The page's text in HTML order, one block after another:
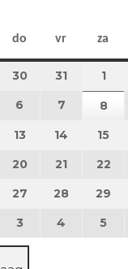
do donderdag
vr vrijdag
za
juli 2026
3030 juli 2026
31 31 juli 2026
11
2026 2026
6 6 augustus 2026
7 7 88
2026
augustus 2026
13 13 augustus 2026
14 14 15
2026
augustus 2026
20 20 augustus
21 21 22
2026
augustus 2026
27 27 augustus
28 28 29
2026 2026
3 3 september
4 4 5 5